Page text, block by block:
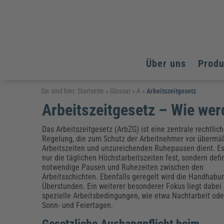
Über uns
Arbeitsschutz
Fachpublikationen & Arbeitshilfen
Arbeitssicherheit & Gesundheitsschutz
Brandschutz
Weiterbildungen (AKADEMIE HERKERT)
Arbeitsschutz & Brandschutz
Assistenz & Office-Management
Baurecht & Architektenrecht
Energieoptimiertes & klimaneutrales Bauen
Nachhaltiges Planen
Bau, Immobilien & Gebäudemanagement
Bildung und Erziehung
Fachpublikationen & Arbeitshilfen
Kinderschutz, Jugendhilfe & Inklusion
Datenschutz & IT-Recht
Datenschutz & IT-Sicherheit
Elektrosicherheit
Elektrosicherheit & Elektrotechnik
Energie und Umwelt
Fachpublikationen & Arbeitshilfen
Weiterbildungen (AKADEMIE HERKERT)
Arbeitsschutz
Bildung und Erziehung
Energie und Umwelt
Kommunales
Reisekosten und Finanzen
Arbeitsschutz
Bildung und Erziehung
Energie und Umwelt
Kommunales
Reisekosten und Finanzen
Sie sind hier: Startseite » Glossar »A »Arbeitszeitgesetz
Arbeitszeitgesetz – Wie
Das Arbeitszeitgesetz (ArbZG) ist eine zentrale
Regelung, die zum Schutz der Arbeitnehmer vor
Arbeitszeiten und unzureichenden Ruhepausen dient.
nur die täglichen Höchstarbeitszeiten fest, sondern
notwendige Pausen und Ruhezeiten zwischen den
Arbeitsschichten. Ebenfalls geregelt wird die
Überstunden. Ein weiterer besonderer Fokus liegt dabei
spezielle Arbeitsbedingungen, wie etwa Nachtarbeit
Sonn- und Feiertagen.